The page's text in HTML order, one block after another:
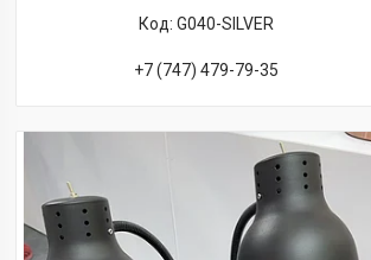
G040-SILVER
+7 (747) 479-79-35